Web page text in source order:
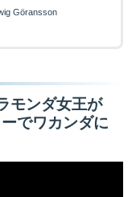
Göransson
モンダ女王が
でワカンダに